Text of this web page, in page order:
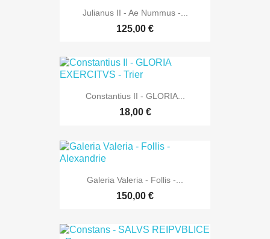
Julianus II - Ae Nummus -...
125,00 €
Constantius II - GLORIA...
18,00 €
Galeria Valeria - Follis -...
150,00 €